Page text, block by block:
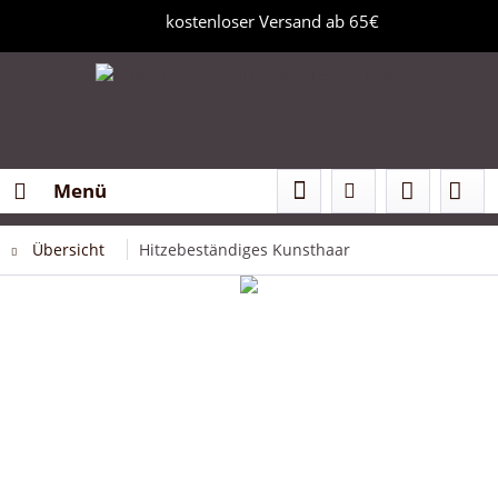
kostenloser Versand ab 65€
Menü
Übersicht Hitzebeständiges Kunsthaar